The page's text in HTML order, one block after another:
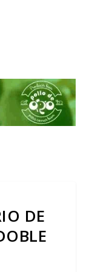
DE